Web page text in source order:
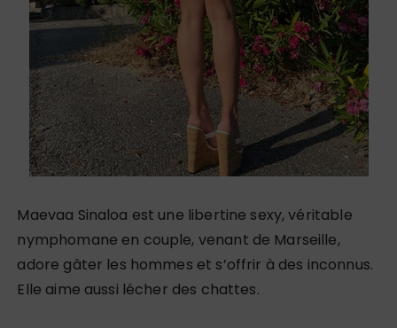
Maevaa Sinaloa est une libertine sexy, véritable
nymphomane en couple, venant de Marseille,
adore gâter les hommes et s’offrir à des inconnus.
Elle aime aussi lécher des chattes.